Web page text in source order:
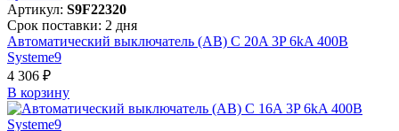
Артикул: S9F22320
Срок поставки: 2 дня
Автоматический выключатель (АВ) C 20A 3P 6kA 400В
Systeme9
4 306 ₽
В корзинy